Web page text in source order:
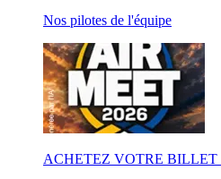
Nos pilotes de l'équipe
ACHETEZ VOTRE